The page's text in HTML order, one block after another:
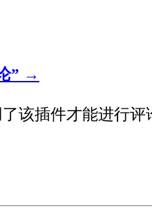
” →
该插件才能进行评